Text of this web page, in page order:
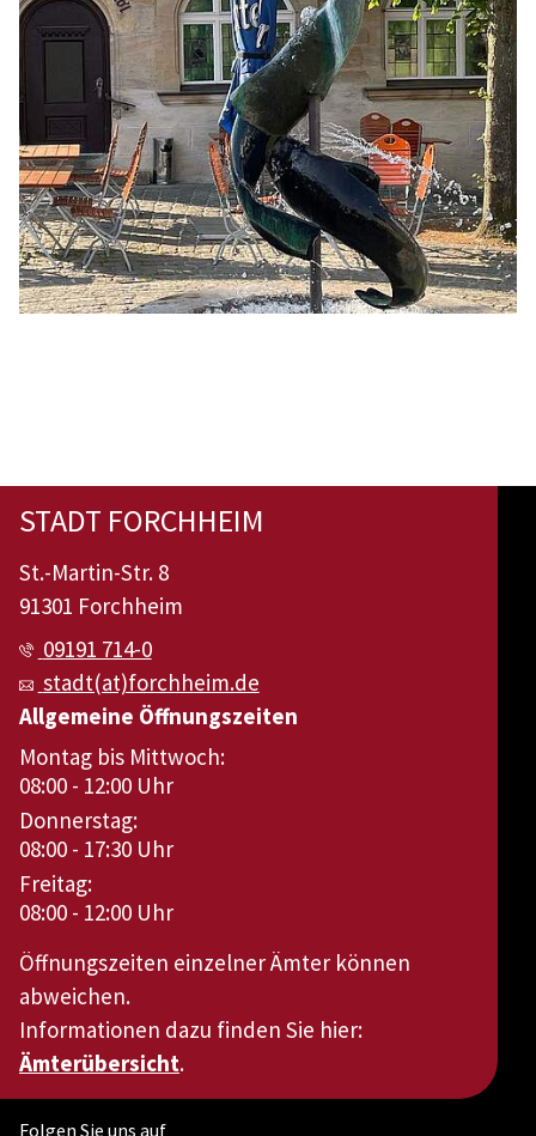
STADT FORCHHEIM
St.-Martin-Str. 8
91301 Forchheim
09191 714-0
stadt(at)forchheim.de
Allgemeine Öffnungszeiten
Montag bis Mittwoch:
08:00 - 12:00 Uhr
Donnerstag:
08:00 - 17:30 Uhr
Freitag:
08:00 - 12:00 Uhr
Öffnungszeiten einzelner Ämter können
abweichen.
Informationen dazu finden Sie hier:
Ämterübersicht.
Folgen Sie uns auf